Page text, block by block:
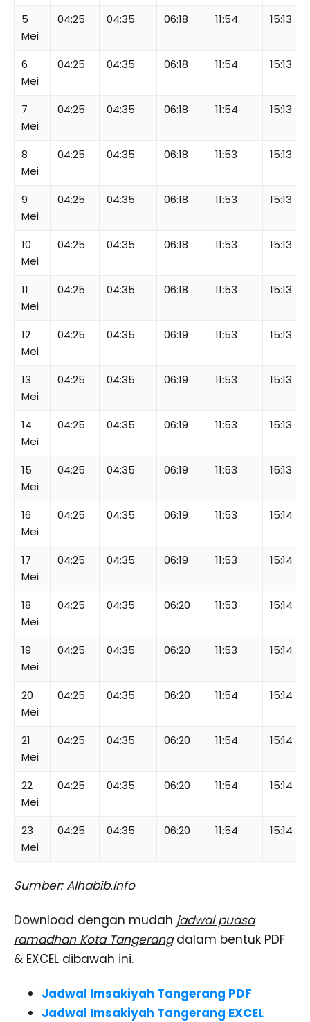
5
Mei
04:25 04:35 06:18 11:54 15:13
6
Mei
04:25 04:35 06:18 11:54 15:13
7
Mei
04:25 04:35 06:18 11:54 15:13
8
Mei
04:25 04:35 06:18 11:53 15:13
9
Mei
04:25 04:35 06:18 11:53 15:13
10
Mei
04:25 04:35 06:18 11:53 15:13
11
Mei
04:25 04:35 06:18 11:53 15:13
12
Mei
04:25 04:35 06:19 11:53 15:13
13
Mei
04:25 04:35 06:19 11:53 15:13
14
Mei
04:25 04:35 06:19 11:53 15:13
15
Mei
04:25 04:35 06:19 11:53 15:13
16
Mei
04:25 04:35 06:19 11:53 15:14
17
Mei
04:25 04:35 06:19 11:53 15:14
18
Mei
04:25 04:35 06:20 11:53 15:14
19
Mei
04:25 04:35 06:20 11:53 15:14
20
Mei
04:25 04:35 06:20 11:54 15:14
21
Mei
04:25 04:35 06:20 11:54 15:14
22
Mei
04:25 04:35 06:20 11:54 15:14
23
Mei
04:25 04:35 06:20 11:54 15:14
Sumber: Alhabib.Info
Download dengan mudah jadwal puasa
ramadhan Kota Tangerangdalam bentuk PDF
& EXCEL dibawah ini.
Jadwal Imsakiyah Tangerang PDF
Jadwal Imsakiyah Tangerang EXCEL